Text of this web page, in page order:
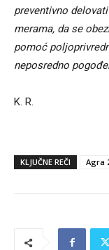
preventivno
merama, da se
pomoć
neposredno
K. R.
KLJUČNE REČI Agra